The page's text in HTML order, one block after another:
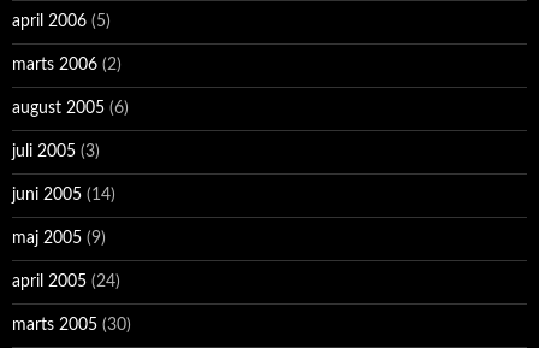
april 2006 (5)
marts 2006 (2)
august 2005 (6)
juli 2005 (3)
juni 2005 (14)
maj 2005 (9)
april 2005 (24)
marts 2005 (30)